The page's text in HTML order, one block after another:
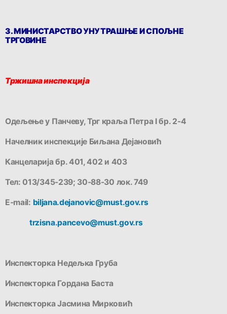
3. МИНИСТАРСТВО УНУТРАШЊЕ И СПОЉНЕ
ТРГОВИНЕ
Тржишна инспекција
Одељење у Панчеву, Трг краља Петра I бр. 2-4
Начелник инспекције Биљана Дејановић
Канцеларија бр. 401, 402 и 403
Тел: 013/345-239; 30-88-30 лок. 749
E-mail: biljana.dejanovic@must.gov.rs
trzisna.pancevo@must.gov.rs
Инспекторка Недељка Груба
Инспекторка Гордана Баста
Инспекторка Јасмина Мирковић